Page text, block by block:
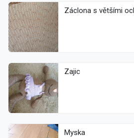
Záclona s většími
Zajic
Myska